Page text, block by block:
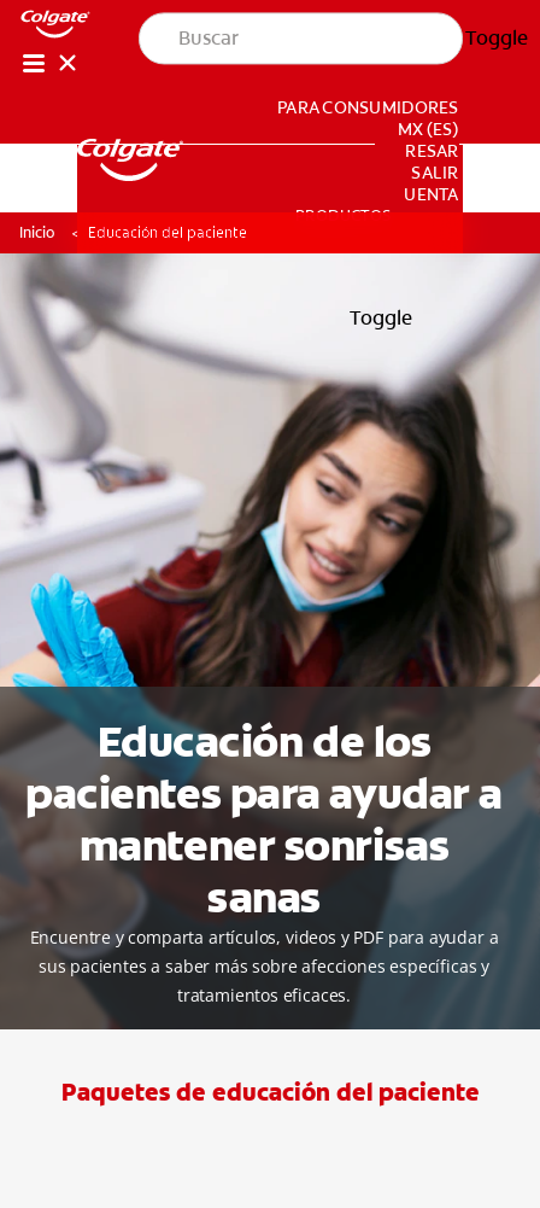
Toggle
PRODUCTOS
EDUCACIÓN CONTINUA
EDUCACIÓN DEL PACIENTE
PARA CONSUMIDORES
INGRESAR
SALIR
CONFIGURACIÓN DE LA CUENTA
PARA CONSUMIDORES
MX (ES)
INGRESAR
SALIR
CONFIGURACIÓN DE LA CUENTA
PRODUCTOS
EDUCACIÓN CONTINUA
EDUCACIÓN DEL PACIENTE
Toggle
Inicio Educación del paciente
Educación de los
pacientes para ayudar a
mantener sonrisas
sanas
Encuentre y comparta artículos, videos y PDF para ayudar a
sus pacientes a saber más sobre afecciones específicas y
tratamientos eficaces.
Paquetes de educación del paciente